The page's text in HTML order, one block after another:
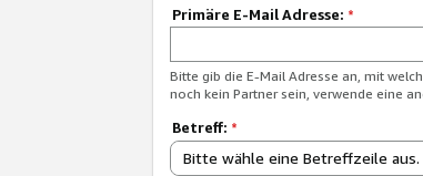
Primäre E-Mail Adresse: *
Bitte gib die E-Mail Adresse an, mit
noch kein Partner sein, verwende eine
Betreff: *
Bitte wähle eine Betreffzeile aus.